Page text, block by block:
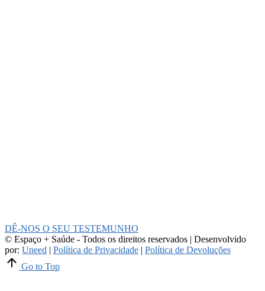
DÊ-NOS O SEU TESTEMUNHO
© Espaço + Saúde - Todos os direitos reservados | Desenvolvido
por: Uneed | Política de Privacidade | Política de Devoluções
Go to Top